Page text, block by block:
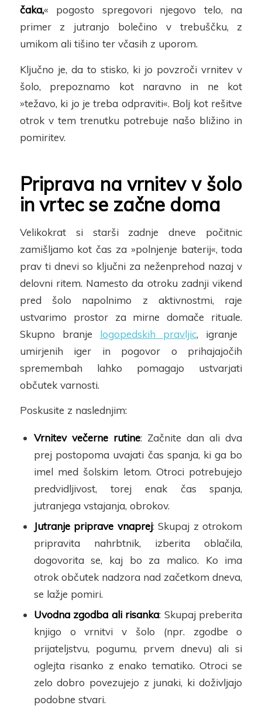
čaka,« pogosto spregovori njegovo telo, na
primer z jutranjo bolečino v trebuščku, z
umikom ali tišino ter včasih z uporom.
Ključno je, da to stisko, ki jo povzroči vrnitev v
šolo, prepoznamo kot naravno in ne kot
»težavo, ki jo je treba odpraviti«. Bolj kot rešitve
otrok v tem trenutku potrebuje našo bližino in
pomiritev.
Priprava na vrnitev v šolo
in vrtec se začne doma
Velikokrat si starši zadnje dneve počitnic
zamišljamo kot čas za »polnjenje baterij«, toda
prav ti dnevi so ključni za neženprehod nazaj v
delovni ritem. Namesto da otroku zadnji vikend
pred šolo napolnimo z aktivnostmi, raje
ustvarimo prostor za mirne domače rituale.
Skupno branje logopedskih pravljic, igranje
umirjenih iger in pogovor o prihajajočih
spremembah lahko pomagajo ustvarjati
občutek varnosti.
Poskusite z naslednjim:
Vrnitev večerne rutine: Začnite dan ali dva
prej postopoma uvajati čas spanja, ki ga bo
imel med šolskim letom. Otroci potrebujejo
predvidljivost, torejenak čas spanja,
jutranjega vstajanja, obrokov.
Jutranje priprave vnaprej: Skupaj z otrokom
pripravita nahrbtnik, izberita oblačila,
dogovorita se, kaj bo za malico. Ko ima
otrok občutek nadzora nad začetkom dneva,
se lažje pomiri.
Uvodna zgodba ali risanka: Skupaj preberita
knjigo o vrnitvi v šolo (npr. zgodbe o
prijateljstvu, pogumu, prvem dnevu) ali si
oglejta risanko z enako tematiko. Otroci se
zelo dobro povezujejo z junaki, ki doživljajo
podobne stvari.